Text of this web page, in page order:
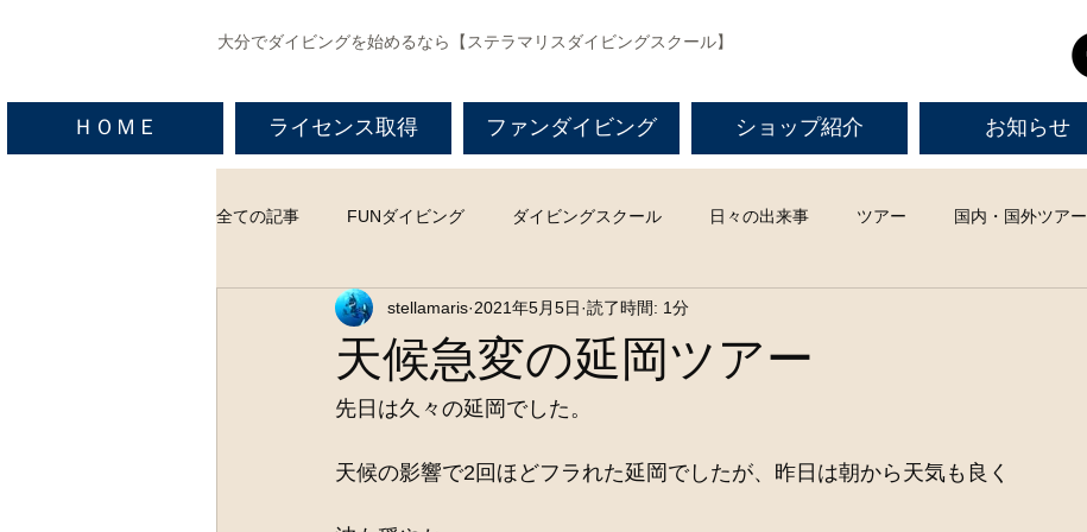
​大分でダイビングを始めるなら【ステラマリスダイビングスクール】
ＨＯＭＥ ライセンス取得 ファンダイビング ショップ紹介 お知らせ
全ての記事 FUNダイビング ダイビングスクール 日々の出来事 ツアー 国内・国外ツアー
天候急変の延岡ツアー
stellamaris 2021年5月5日 読了時間: 1分
先日は久々の延岡でした。
天候の影響で2回ほどフラれた延岡でしたが、昨日は朝から天気も良く